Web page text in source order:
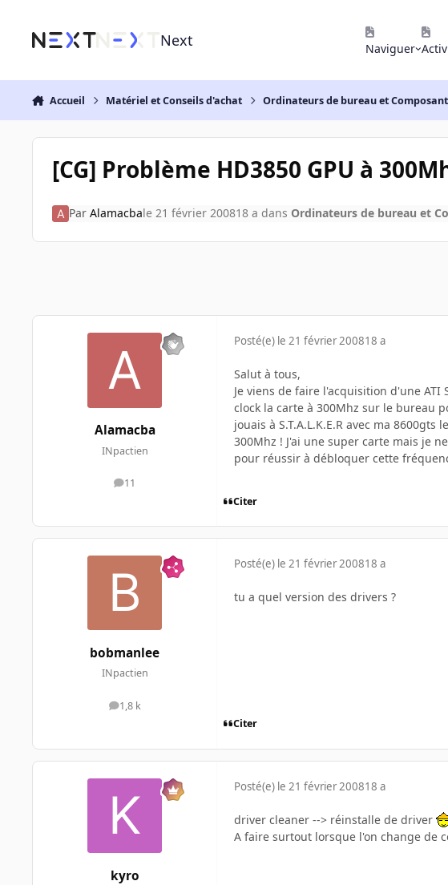
Next Naviguer
Accueil Matériel et Conseils d'achat Ordinateurs de bureau et
[CG] Problème HD3850 GPU à
Par Alamacbale 21 février 200818 a dans Ordinateurs de bureau et
Alamacba
INpactien
11
messages
Posté(e) le 21 février 200818 a
Salut à tous,
Je viens de faire l'acquisition d'une ATI
clock la carte à 300Mhz sur le bureau
jouais à S.T.A.L.K.E.R avec ma
300Mhz ! J'ai une super carte mais je
pour réussir à débloquer cette
Citer
bobmanlee
INpactien
1,8 k
messages
Posté(e) le 21 février 200818 a
tu a quel version des drivers ?
Citer
kyro
Posté(e) le 21 février 200818 a
driver cleaner --> réinstalle de driver
A faire surtout lorsque l'on change de